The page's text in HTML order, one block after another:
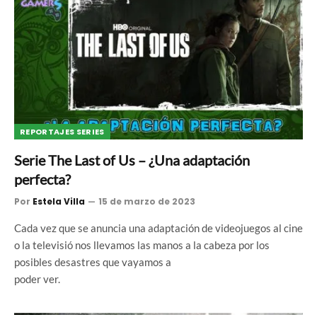
REPORTAJES SERIES
Serie The Last of Us – ¿Una adaptación
perfecta?
Por Estela Villa 15 de marzo de 2023
Cada vez que se anuncia una adaptación de videojuegos al cine
o la televisió nos llevamos las manos a la cabeza por los
posibles desastres que vayamos a
poder ver.